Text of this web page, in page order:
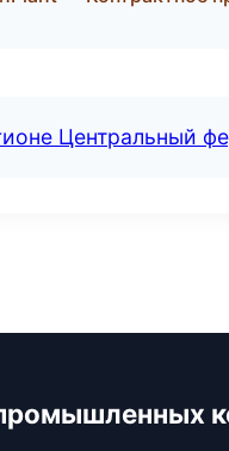
Центральный